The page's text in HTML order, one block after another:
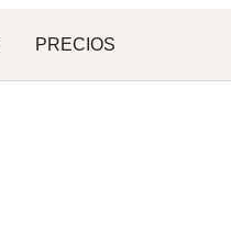
PRECIOS